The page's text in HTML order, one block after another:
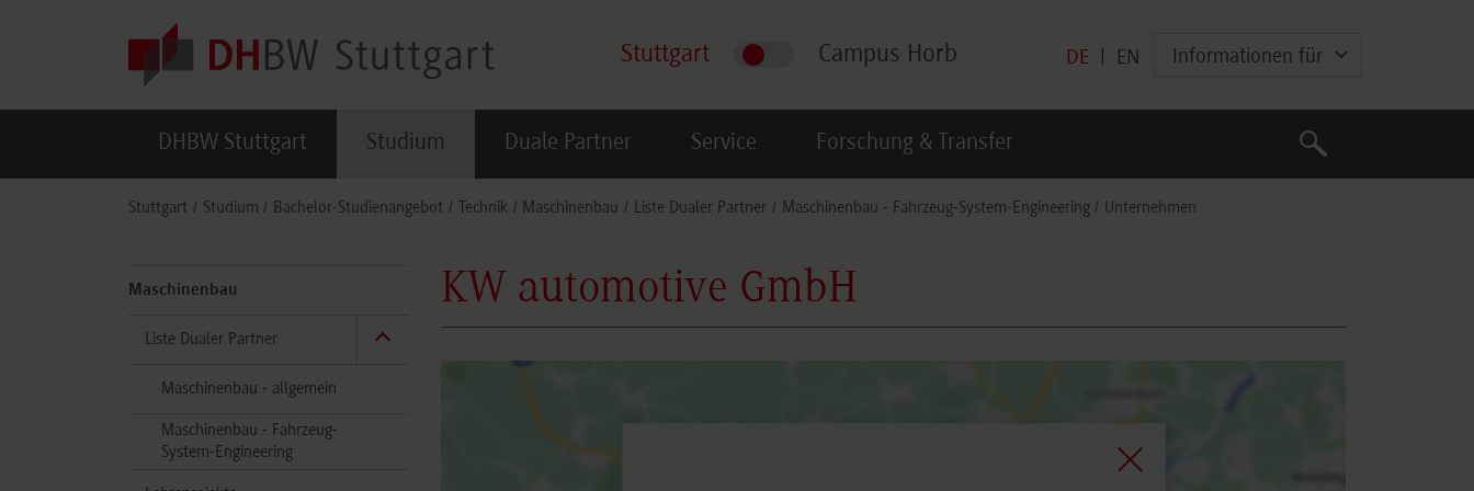
Stuttgart Campus Horb DE EN Informationen für
DHBW Stuttgart Studium Duale Partner Service Forschung & Transfer
Suche
Suche
Stuttgart Studium Bachelor-Studienangebot Technik Maschinenbau Liste Dualer Partner Maschinenbau - Fahrzeug-System-Engineering Unternehmen
Maschinenbau
Liste Dualer Partner
Maschinenbau - allgemein
Maschinenbau - Fahrzeug-
System-Engineering
KW automotive GmbH